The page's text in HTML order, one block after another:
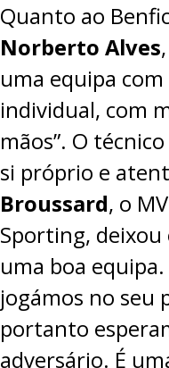
Quanto ao
Norberto Alves
uma equipa
individual, com
mãos”. O
si próprio e
Broussard, o
Sporting, deixou
uma boa
jogámos no seu
portanto
adversário. É